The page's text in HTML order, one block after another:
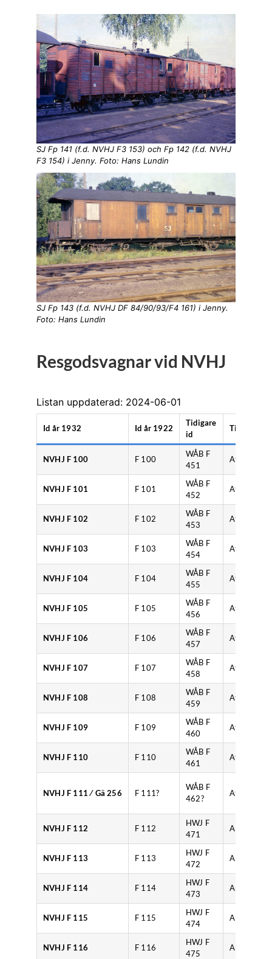
SJ Fp 141 (f.d. NVHJ F3 153) och Fp 142 (f.d. NVHJ
F3 154) i Jenny. Foto: Hans Lundin
SJ Fp 143 (f.d. NVHJ DF 84/90/93/F4 161) i Jenny.
Foto: Hans Lundin
Resgodsvagnar vid NVHJ
Listan uppdaterad: 2024-06-01
Id år 1932 Id år 1922
Tidigare
id
Tillverkare
NVHJ F 100 F 100
WÅB F
451
Atlas
NVHJ F 101 F 101
WÅB F
452
Atlas
NVHJ F 102 F 102
WÅB F
453
Atlas
NVHJ F 103 F 103
WÅB F
454
Atlas
NVHJ F 104 F 104
WÅB F
455
Atlas
NVHJ F 105 F 105
WÅB F
456
Atlas
NVHJ F 106 F 106
WÅB F
457
Atlas
NVHJ F 107 F 107
WÅB F
458
Atlas
NVHJ F 108 F 108
WÅB F
459
Atlas
NVHJ F 109 F 109
WÅB F
460
Atlas
NVHJ F 110 F 110
WÅB F
461
Atlas
NVHJ F 111 ⁄ Gä 256 F 111?
WÅB F
462?
Atlas
NVHJ F 112 F 112
HWJ F
471
Ankarsrum
NVHJ F 113 F 113
HWJ F
472
Ankarsrum
NVHJ F 114 F 114
HWJ F
473
Ankarsrum
NVHJ F 115 F 115
HWJ F
474
Ankarsrum
NVHJ F 116 F 116
HWJ F
475
Ankarsrum